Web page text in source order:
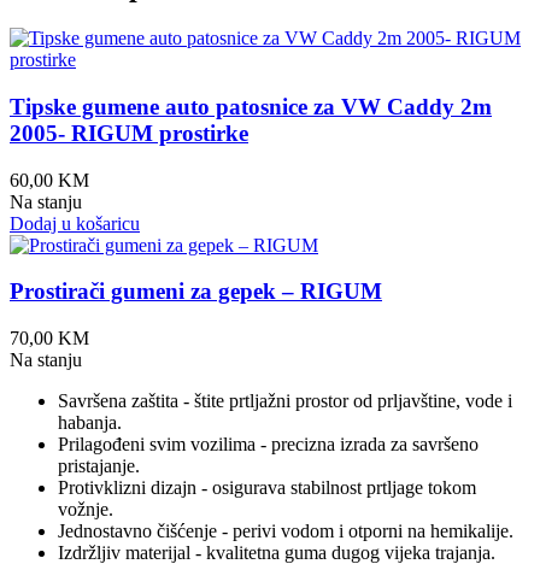
Tipske gumene auto patosnice za VW Caddy 2m
2005- RIGUM prostirke
60,00 KM
Na stanju
Dodaj u košaricu
Prostirači gumeni za gepek – RIGUM
70,00 KM
Na stanju
Savršena zaštita - štite prtljažni prostor od prljavštine, vode i
habanja.
Prilagođeni svim vozilima - precizna izrada za savršeno
pristajanje.
Protivklizni dizajn - osigurava stabilnost prtljage tokom
vožnje.
Jednostavno čišćenje - perivi vodom i otporni na hemikalije.
Izdržljiv materijal - kvalitetna guma dugog vijeka trajanja.